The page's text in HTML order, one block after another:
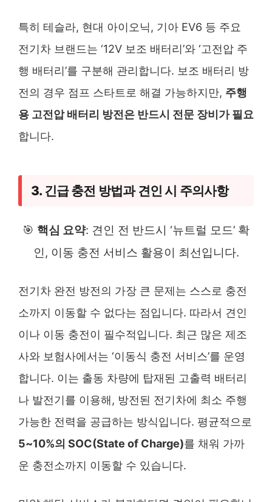
특히 테슬라, 현대 아이오닉, 기아 EV6 등 주요
전기차 브랜드는 ‘12V 보조 배터리’와 ‘고전압 주
행 배터리’를 구분해 관리합니다. 보조 배터리 방
전의 경우 점프 스타트로 해결 가능하지만, 주행
용 고전압 배터리 방전은 반드시 전문 장비가 필요
합니다.
3. 긴급 충전 방법과 견인 시 주의사항
🎯 핵심 요약: 견인 전 반드시 ‘뉴트럴 모드’ 확
인, 이동 충전 서비스 활용이 최선입니다.
전기차 완전 방전의 가장 큰 문제는 스스로 충전
소까지 이동할 수 없다는 점입니다. 따라서 견인
이나 이동 충전이 필수적입니다. 최근 많은 제조
사와 보험사에서는 ‘이동식 충전 서비스’를 운영
합니다. 이는 출동 차량에 탑재된 고출력 배터리
나 발전기를 이용해, 방전된 전기차에 최소 주행
가능한 전력을 공급하는 방식입니다. 평균적으로
5~10%의 SOC(State of Charge)를 채워 가까
운 충전소까지 이동할 수 있습니다.